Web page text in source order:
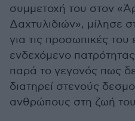
συμμετοχή του στον
Δαχτυλιδιών», μίλησε
για τις προσωπικές του
ενδεχόμενο
παρά το γεγονός πως
διατηρεί στενούς
ανθρώπους στη ζωή